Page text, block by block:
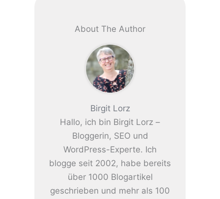
About The Author
Birgit Lorz
Hallo, ich bin Birgit Lorz –
Bloggerin, SEO und
WordPress-Experte. Ich
blogge seit 2002, habe bereits
über 1000 Blogartikel
geschrieben und mehr als 100